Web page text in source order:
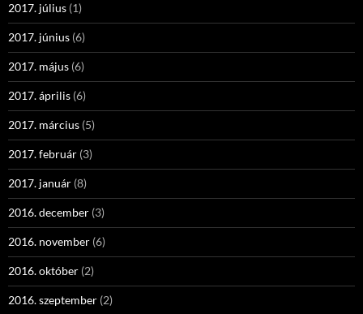
2017. július (1)
2017. június (6)
2017. május (6)
2017. április (6)
2017. március (5)
2017. február (3)
2017. január (8)
2016. december (3)
2016. november (6)
2016. október (2)
2016. szeptember (2)